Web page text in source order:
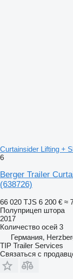
Curtainsider Lifting +
6
Berger Trailer
(638726)
66 020 TJS 6 200 € ≈
Полуприцеп штора
2017
Количество осей 3
Германия,
TIP Trailer Services
Связаться с